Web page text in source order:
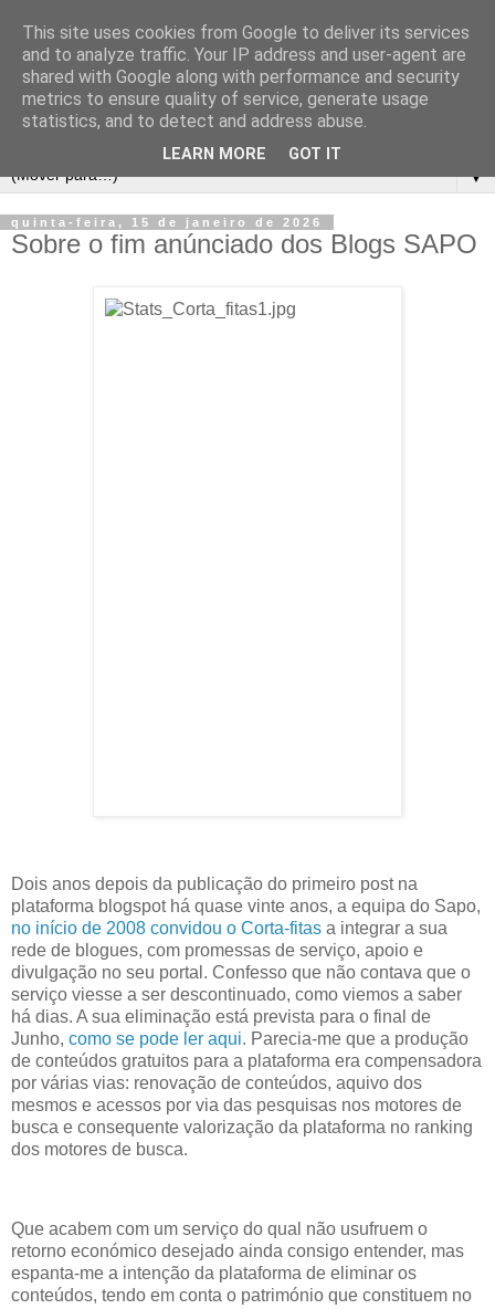
▼
quinta-feira, 15 de janeiro de 2026
Sobre o fim anúnciado dos Blogs SAPO
Dois anos depois da publicação do primeiro post na
plataforma blogspot há quase vinte anos, a equipa do Sapo,
no início de 2008 convidou o Corta-fitas a integrar a sua
rede de blogues, com promessas de serviço, apoio e
divulgação no seu portal. Confesso que não contava que o
serviço viesse a ser descontinuado, como viemos a saber
há dias. A sua eliminação está prevista para o final de
Junho, como se pode ler aqui. Parecia-me que a produção
de conteúdos gratuitos para a plataforma era compensadora
por várias vias: renovação de conteúdos, aquivo dos
mesmos e acessos por via das pesquisas nos motores de
busca e consequente valorização da plataforma no ranking
dos motores de busca.
Que acabem com um serviço do qual não usufruem o
retorno económico desejado ainda consigo entender, mas
espanta-me a intenção da plataforma de eliminar os
conteúdos, tendo em conta o património que constituem no
This site uses cookies from Google to deliver its services
and to analyze traffic. Your IP address and user-agent are
shared with Google along with performance and security
metrics to ensure quality of service, generate usage
statistics, and to detect and address abuse.
LEARN MORE GOT IT